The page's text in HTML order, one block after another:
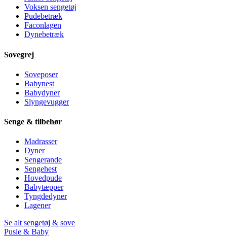
Voksen sengetøj
Pudebetræk
Faconlagen
Dynebetræk
Sovegrej
Soveposer
Babynest
Babydyner
Slyngevugger
Senge & tilbehør
Madrasser
Dyner
Sengerande
Sengehest
Hovedpude
Babytæpper
Tyngdedyner
Lagener
Se alt sengetøj & sove
Pusle & Baby